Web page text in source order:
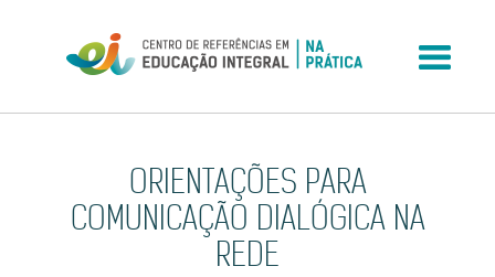
ORIENTAÇÕES PARA
COMUNICAÇÃO DIALÓGICA NA
REDE